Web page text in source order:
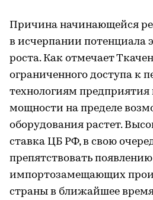
Причина начинающейся
в исчерпании потенциала
роста. Как отмечает
ограниченного доступа к
технологиям предприятия
мощности на пределе
оборудования растет.
ставка ЦБ РФ, в свою
препятствовать появлению
импортозамещающих
страны в ближайшее